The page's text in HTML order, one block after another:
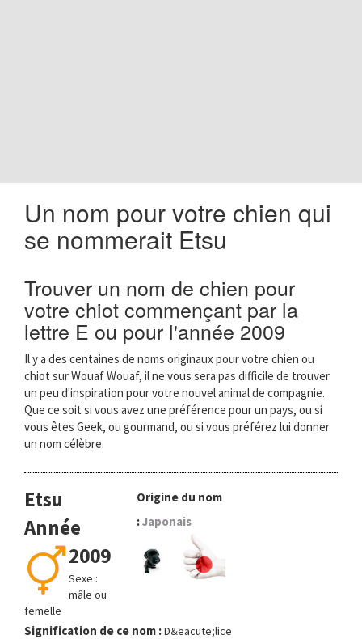
Un nom pour votre chien qui
se nommerait Etsu
Trouver un nom de chien pour
votre chiot commençant par la
lettre E ou pour l'année 2009
Il y a des centaines de noms originaux pour votre chien ou
chiot sur Wouaf Wouaf, il ne vous sera pas difficile de trouver
un peu d'inspiration pour votre nouvel animal de compagnie.
Que ce soit si vous avez une préférence pour un pays, ou si
vous êtes Geek, ou gourmand, ou si vous préférez lui donner
un nom célèbre.
Etsu
Année
2009
Sexe :
mâle ou
femelle
Origine du nom
:Japonais
Signification de ce nom :D&eacute;lice